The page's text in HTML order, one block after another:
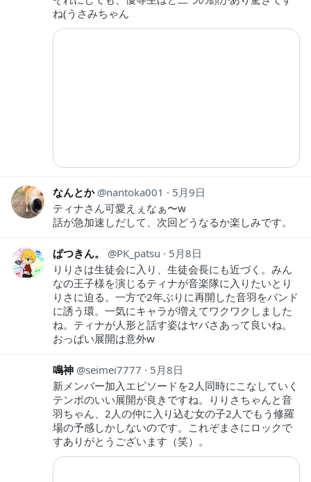
ね(うさみちゃん
なんとか nantoka001
5月9日
ティナさん可愛えぇなぁ〜w
話が急加速しだして、次回どうなるか楽しみです。
ぱつきん。 PK_patsu
5月8日
りりさは生徒会に入り、生徒会長にも近づく。みん
なの王子様を演じるティナが音楽隊に入りたいとり
りさに迫る。一方で2年ぶりに再開した音羽をバンド
に誘う環。一気にキャラが増えてワクワクしました
ね。ティナが人形と話す姿はヤバさあって良いね。
おっぱい展開は意外w
鳴神 seimei7777
5月8日
新メンバー加入エピソードを2人同時にこなしていく
テンポのいい展開が良きですね。りりさちゃんと音
羽ちゃん、2人の仲に入り込む女の子2人でもう修羅
場の予感しかしないのです。これぞまさにロックで
すありがとうございます（笑）。